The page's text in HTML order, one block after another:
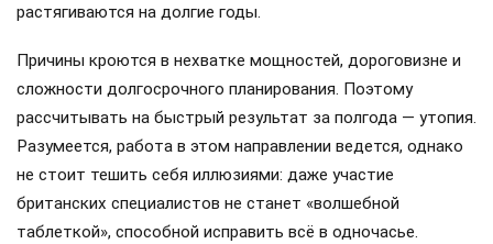
растягиваются на долгие годы.
Причины кроются в нехватке мощностей, дороговизне и
сложности долгосрочного планирования. Поэтому
рассчитывать на быстрый результат за полгода — утопия.
Разумеется, работа в этом направлении ведется, однако
не стоит тешить себя иллюзиями: даже участие
британских специалистов не станет «волшебной
таблеткой», способной исправить всё в одночасье.